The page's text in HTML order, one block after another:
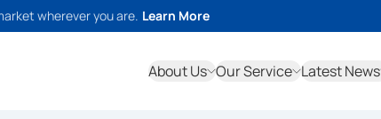
wherever you are. Learn More
About Us Our Service Latest News